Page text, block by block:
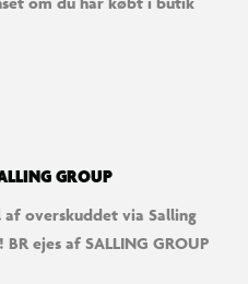
GROUP
af overskuddet via Salling
ejes af SALLING GROUP